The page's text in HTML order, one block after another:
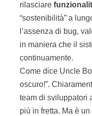
rilasciare
“sostenibilità” a
l’assenza di bug,
in maniera che il
continuamente.
Come dice Uncle
oscuro!”.
team di sviluppatori
più in fretta. Ma è